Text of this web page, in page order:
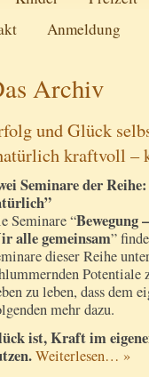
Anmeldung
Archiv
und Glück
kraftvoll –
Seminare der
Seminare “Bewegung
alle gemeinsam”
dieser Reihe
Potentiale
zu leben, dass dem
mehr dazu.
ist, Kraft im
Weiterlesen… »